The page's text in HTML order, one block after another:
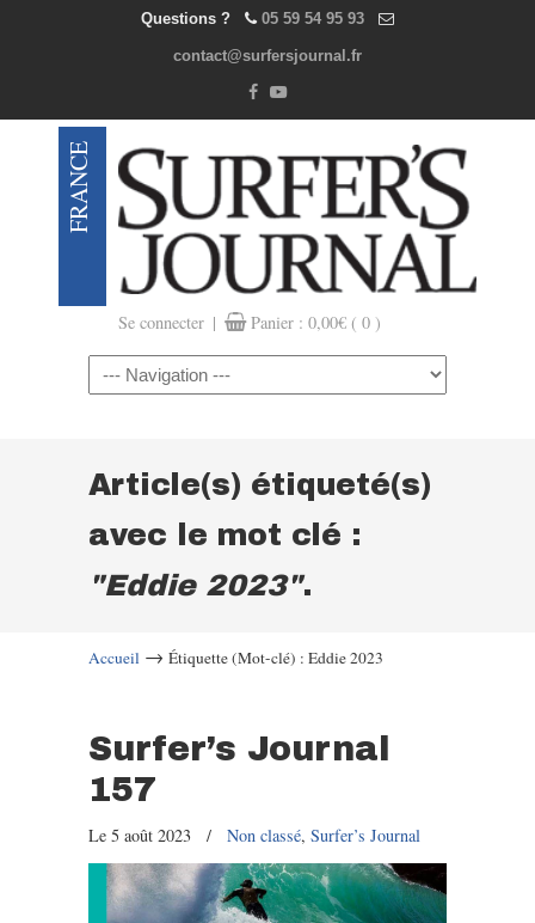
Questions ? 05 59 54 95 93
contact@surfersjournal.fr
Se connecter | Panier : 0,00€ ( 0 )
Navigation
Article(s) étiqueté(s)
avec le mot clé :
"Eddie 2023".
Accueil → Étiquette (Mot-clé) : Eddie 2023
Surfer’s Journal
157
Le 5 août 2023 / Non classé, Surfer’s Journal